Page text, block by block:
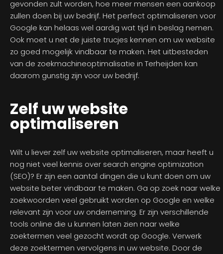
gevonden zult worden, hoe meer mensen een aankoop
zullen doen bij uw bedrijf. Het perfect optimaliseren voor
Google kan helaas wel aardig wat tijd in beslag nemen.
Ook moet u net de juiste trucjes kennen om uw website
zo goed mogelijk vindbaar te maken. Het uitbesteden
van de zoekmachineoptimalisatie in Terheijden kan
daarom gunstig zijn voor uw bedrijf.
Zelf uw website
optimaliseren
Wilt u liever zelf uw website optimaliseren, maar heeft u
nog niet veel kennis over search engine optimization
(SEO)? Er zijn een aantal dingen die u kunt doen om uw
website beter vindbaar te maken. Ga op zoek naar welke
zoekwoorden veel gebruikt worden op Google en welke
relevant zijn voor uw onderneming. Er zijn verschillende
tools online die u kunnen laten zien naar welke
zoektermen veel gezocht wordt op Google. Verwerk
deze zoektermen vervolgens in uw website. Door de